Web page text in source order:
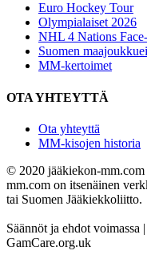
Euro Hockey Tour
Olympialaiset 2026
NHL 4 Nations
Suomen
MM-kertoimet
OTA YHTEYTTÄ
Ota yhteyttä
MM-kisojen historia
© 2020 jääkiekon-
mm.com on itsenäinen
tai Suomen Jääkiekkoliitto.
Säännöt ja ehdot
GamCare.org.uk